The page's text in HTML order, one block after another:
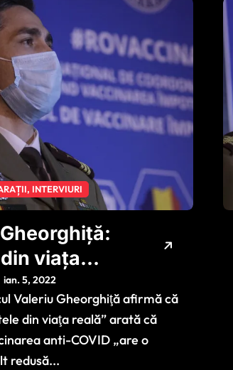
INTERVIURI
viața
că riscul
cu
este de 5-
mare’
ian. 5, 2022
Valeriu Gheorghiţă afirmă că
din viaţa reală” arată că
anti-COVID „are o
redusă...